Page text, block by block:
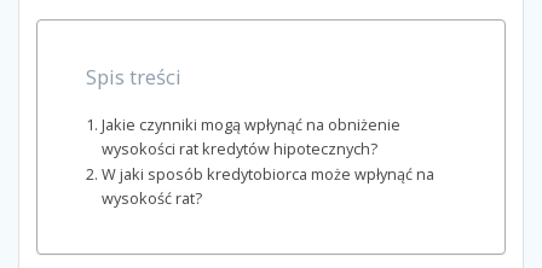
Spis treści
Jakie czynniki mogą wpłynąć na obniżenie
wysokości rat kredytów hipotecznych?
W jaki sposób kredytobiorca może wpłynąć na
wysokość rat?